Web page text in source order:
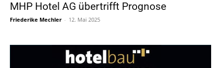
MHP Hotel AG übertrifft Prognose
Friederike Mechler - 12. Mai 2025